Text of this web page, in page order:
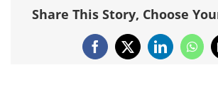
Share This Story, Choose
Facebook
X LinkedIn